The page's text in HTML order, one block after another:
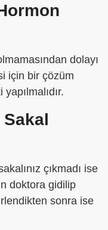
dolayı
için bir çözüm
Sakal
çıkmadı ise
doktora gidilip
sonra ise